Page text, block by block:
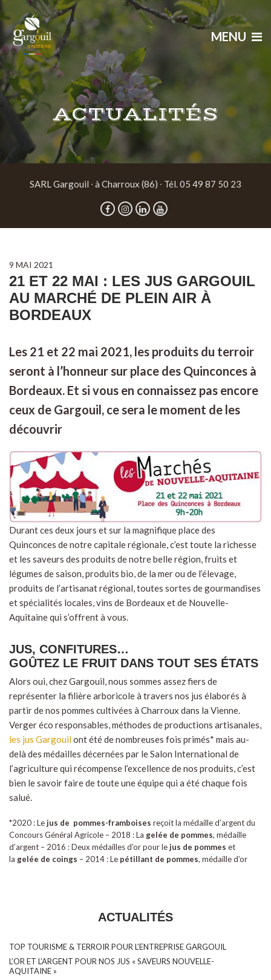
MENU
ACTUALITÉS
SARL Gargouil ∙ à Charroux (86) ∙ Tél. 05 49 87 50 23
9 MAI 2021
21 ET 22 MAI : LES JUS GARGOUIL
AU MARCHÉ DE PLEIN AIR À
BORDEAUX
Les 21 et 22 mai 2021, les produits du terroir
seront à l’honneur sur place des Quinconces à
Bordeaux. Et si vous en connaissez pas encore
ceux de Gargouil, ce sera le moment de les
découvrir
Durant ces deux jours et sur la magnifique place des
Quinconces de notre capitale régionale, c’est toute la richesse
et les saveurs des produits de notre belle région, fruits et
légumes de saison, produits bio, de la mer ou de l’élevage,
produits de l’artisanat régional, toutes sortes de gourmandises
et spécialités locales, vins de Bordeaux et de Nouvelle-
Aquitaine qui s’offrent à vous.
JUS, CONFITURES…
GOÛTEZ LE FRUIT DANS TOUT SES ÉTATS
Alors oui, chez Gargouil, nous sommes assez fiers de
représenter la filière arboricole à travers nos jus élaborés à
partir de nos pommes cultivées à Charroux dans la Vienne.
Verger éco responsables, méthodes de productions artisanales,
les jus Gargouil ont été de nombreuses fois primés* mais au-
delà des médailles décernées par le Salon International de
l’agriculture qui récompense l’excellence de nos produits, c’est
bien le savoir faire de toute une équipe qui a été chaque fois
salué.
*2020 : Lejus de pommes-framboises reçoit la médaille d’argent du
Concours Général Agricole – 2018 : La gelée de pommes, médaille
d’argent – 2016 : Deux médailles d’or pour lejus de pommes et
la gelée de coings – 2014 : Le pétillant de pommes, médaille d’or
ACTUALITÉS
TOP TOURISME & TERROIR POUR L’ENTREPRISE GARGOUIL
L’OR ET L’ARGENT POUR NOS JUS « SAVEURS NOUVELLE-
AQUITAINE »